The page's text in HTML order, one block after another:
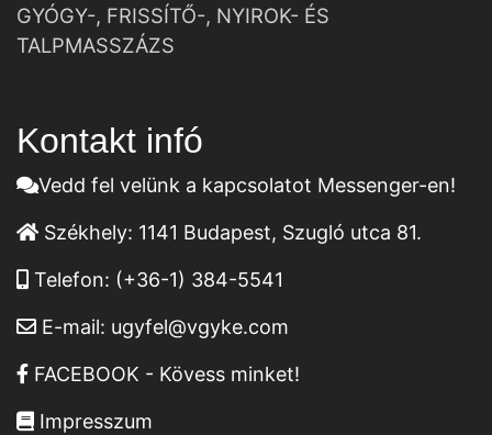
GYÓGY-, FRISSÍTŐ-, NYIROK- ÉS
TALPMASSZÁZS
Kontakt infó
Vedd fel velünk a kapcsolatot Messenger-en!
Székhely: 1141 Budapest, Szugló utca 81.
Telefon: (+36-1) 384-5541
E-mail: ugyfel@vgyke.com
FACEBOOK - Kövess minket!
Impresszum